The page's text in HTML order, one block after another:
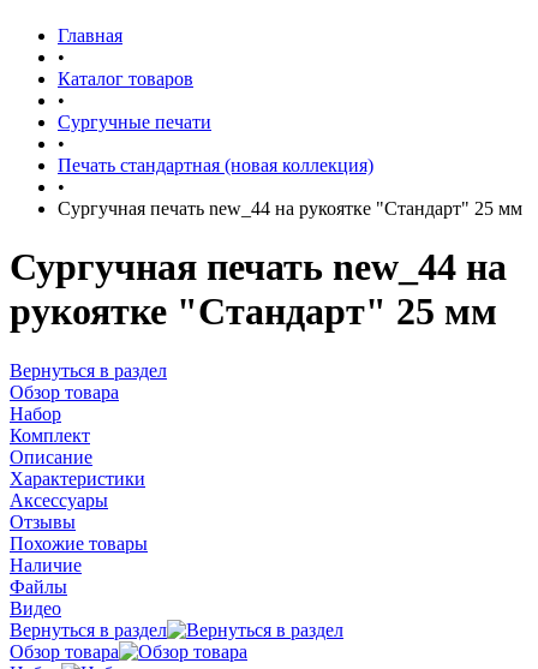
Главная
•
Каталог товаров
•
Сургучные печати
•
Печать стандартная (новая коллекция)
•
Сургучная печать new_44 на рукоятке "Стандарт" 25 мм
Сургучная печать new_44 на
рукоятке "Стандарт" 25 мм
Вернуться в раздел
Обзор товара
Набор
Комплект
Описание
Характеристики
Аксессуары
Отзывы
Похожие товары
Наличие
Файлы
Видео
Вернуться в раздел
Обзор товара